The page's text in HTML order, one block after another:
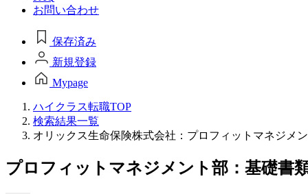
お問い合わせ
保存済み
新規登録
Mypage
ハイクラス転職TOP
検索結果一覧
オリックス生命保険株式会社：プロフィットマネジメ
プロフィットマネジメント部：基礎書